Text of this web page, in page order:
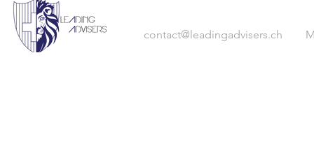
contact@leadingadvisers.ch